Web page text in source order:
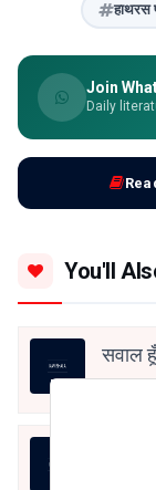
हाथरस
Join
Daily
You'll
सवाल हूँ